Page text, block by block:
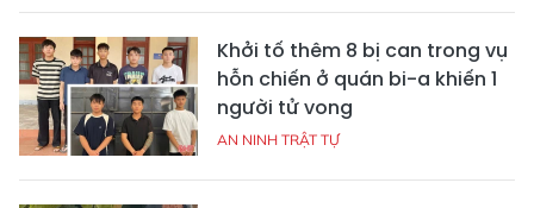
Khởi tố thêm 8 bị can trong vụ
hỗn chiến ở quán bi-a khiến 1
người tử vong
AN NINH TRẬT TỰ